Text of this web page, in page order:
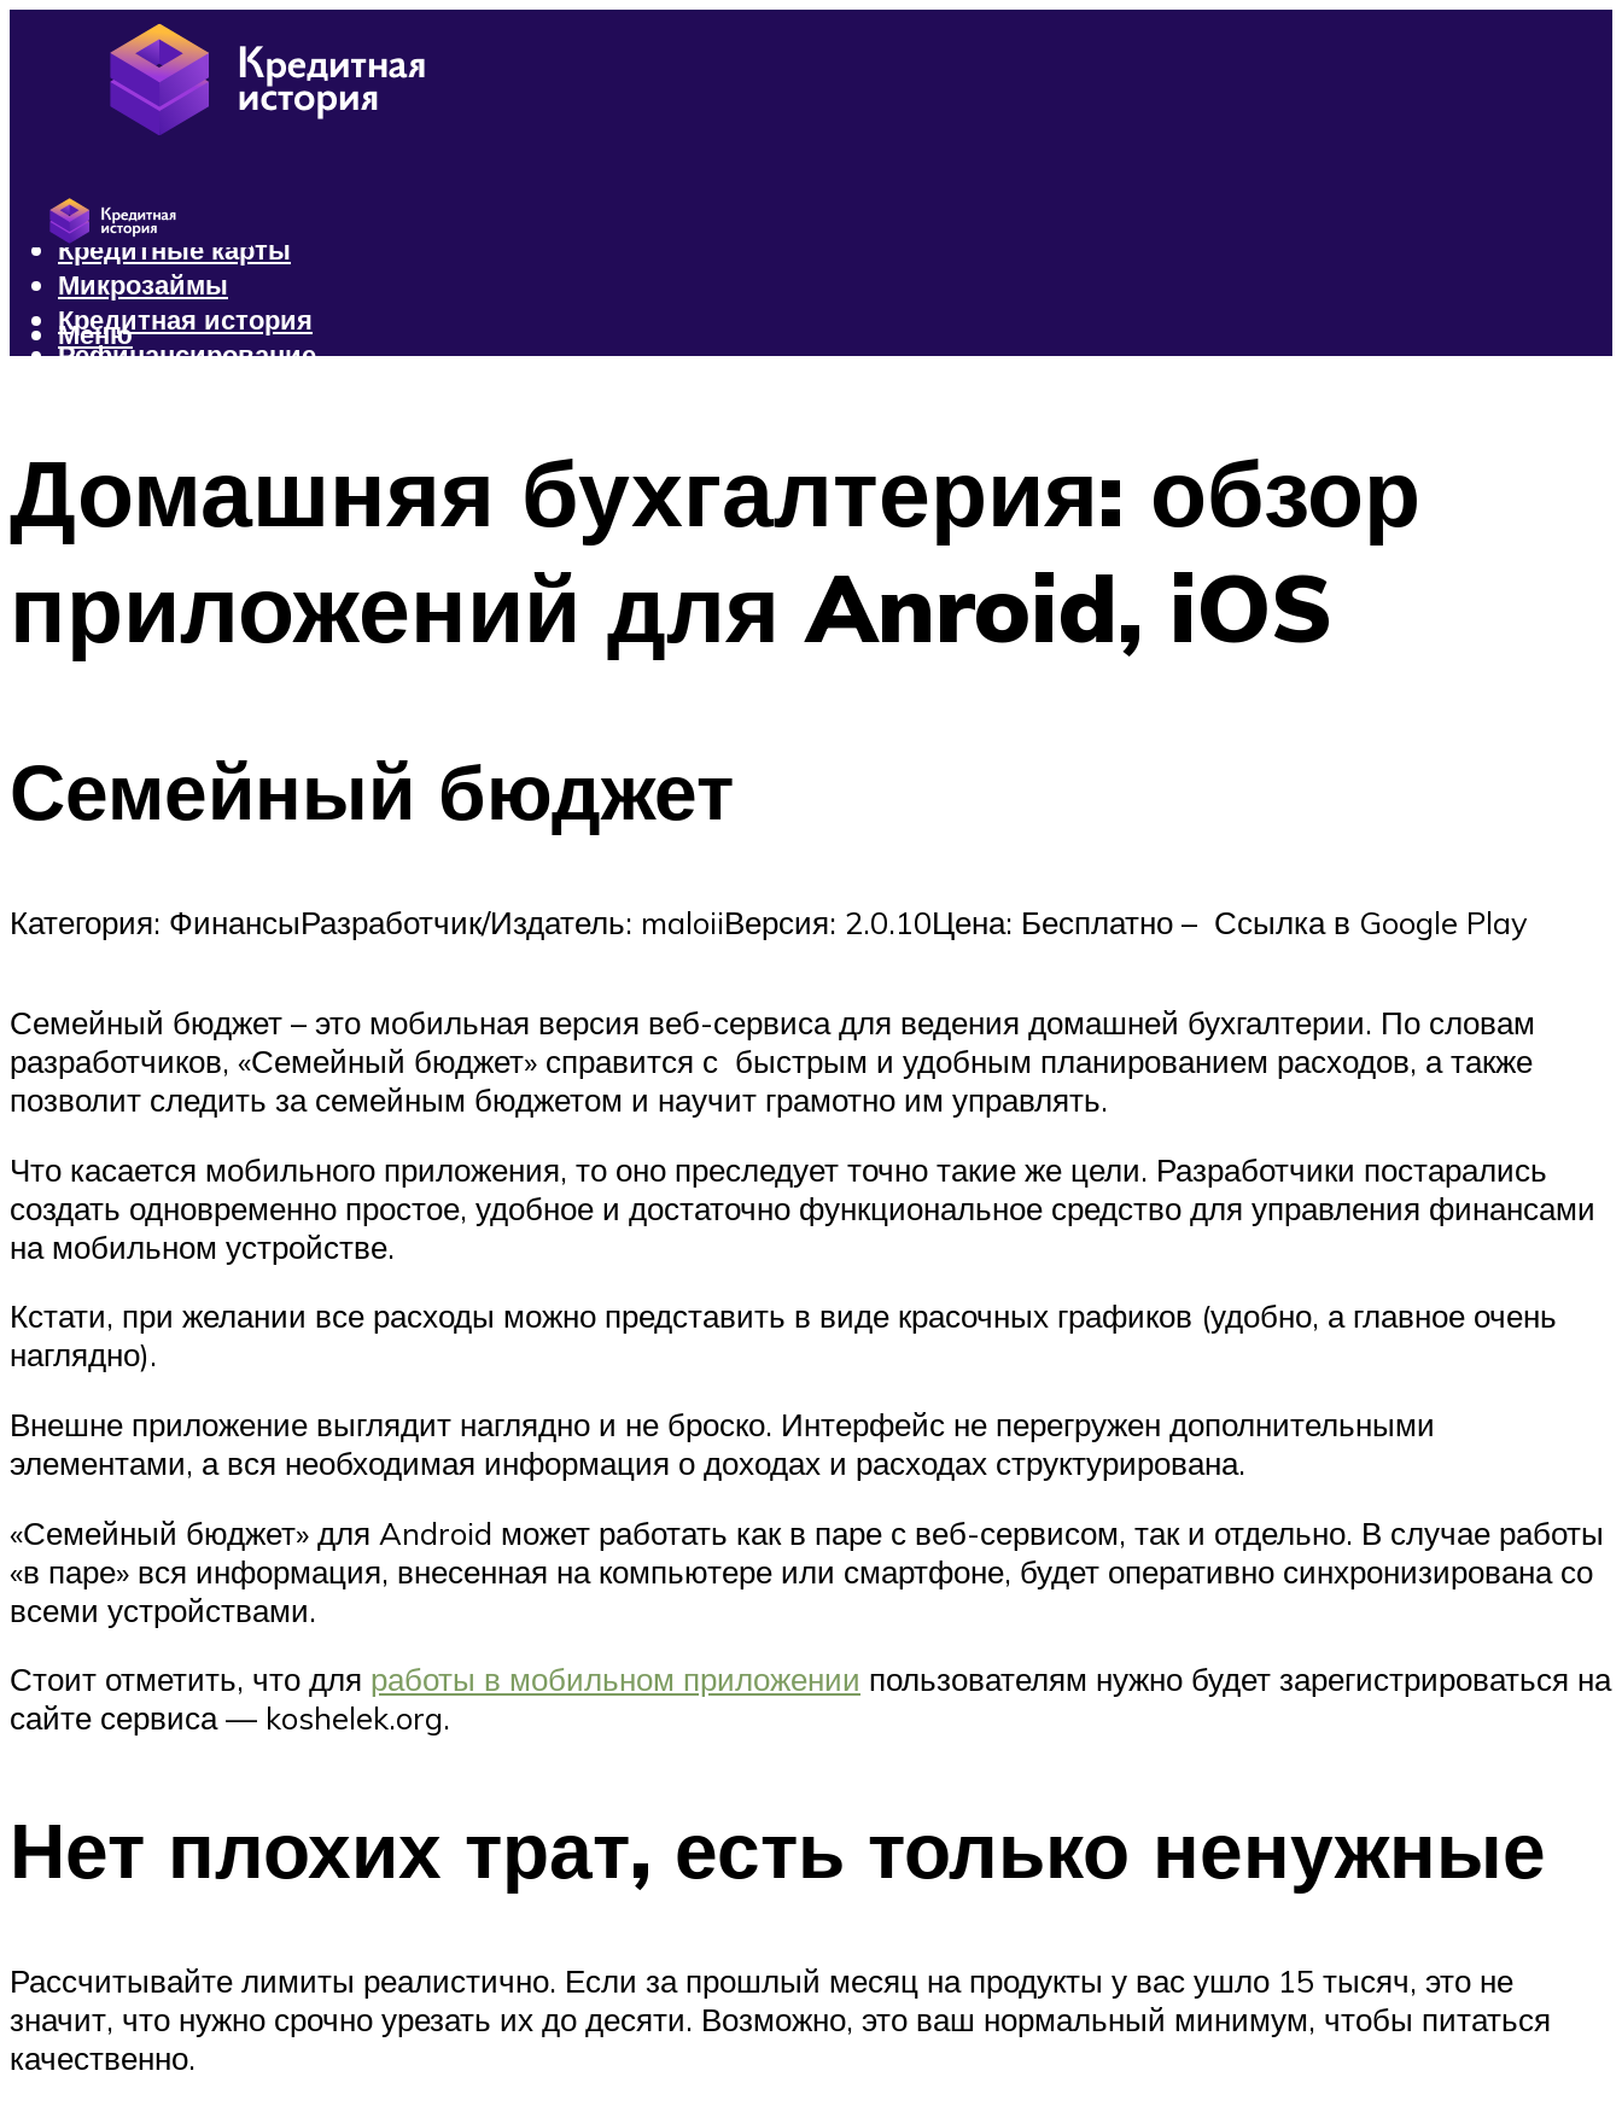
Кредиты
Кредитные карты
Микрозаймы
Кредитная история
Рефинансирование
Меню
Домашняя бухгалтерия: обзор
приложений для Anroid, iOS
Семейный бюджет
Категория: ФинансыРазработчик/Издатель: maloiiВерсия: 2.0.10Цена: Бесплатно – Ссылка в Google Play
Семейный бюджет – это мобильная версия веб-сервиса для ведения домашней бухгалтерии. По словам
разработчиков, «Семейный бюджет» справится с быстрым и удобным планированием расходов, а также
позволит следить за семейным бюджетом и научит грамотно им управлять.
Что касается мобильного приложения, то оно преследует точно такие же цели. Разработчики постарались
создать одновременно простое, удобное и достаточно функциональное средство для управления финансами
на мобильном устройстве.
Кстати, при желании все расходы можно представить в виде красочных графиков (удобно, а главное очень
наглядно).
Внешне приложение выглядит наглядно и не броско. Интерфейс не перегружен дополнительными
элементами, а вся необходимая информация о доходах и расходах структурирована.
«Семейный бюджет» для Android может работать как в паре с веб-сервисом, так и отдельно. В случае работы
«в паре» вся информация, внесенная на компьютере или смартфоне, будет оперативно синхронизирована со
всеми устройствами.
Стоит отметить, что для работы в мобильном приложении пользователям нужно будет зарегистрироваться на
сайте сервиса — koshelek.org.
Нет плохих трат, есть только ненужные
Рассчитывайте лимиты реалистично. Если за прошлый месяц на продукты у вас ушло 15 тысяч, это не
значит, что нужно срочно урезать их до десяти. Возможно, это ваш нормальный минимум, чтобы питаться
качественно.